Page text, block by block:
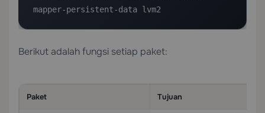
mapper-persistent-data lvm2
Berikut adalah fungsi setiap paket:
Paket Tujuan